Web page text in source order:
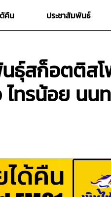
คืน ประชาสัมพันธ์
ธุ์สก็อตติส
ไทรน้อย นน